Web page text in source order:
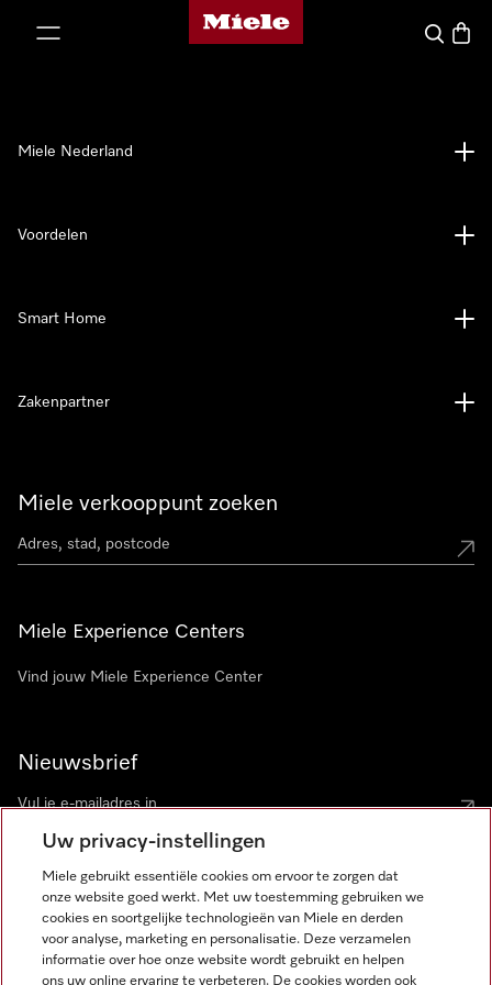
Homepage van Miele
Wat zoek
Miele verkooppunt zoeken
Miele Experience Centers
Vind jouw Miele Experience Center
Nieuwsbrief
Miele Nederland
Voordelen
Smart Home
Zakenpartner
Miele op Instagram
Miele op Facebook
Miele op Youtube
Uw privacy-instellingen
Miele gebruikt essentiële cookies om ervoor te zorgen dat
onze website goed werkt. Met uw toestemming gebruiken we
cookies en soortgelijke technologieën van Miele en derden
voor analyse, marketing en personalisatie. Deze verzamelen
informatie over hoe onze website wordt gebruikt en helpen
ons uw online ervaring te verbeteren. De cookies worden ook